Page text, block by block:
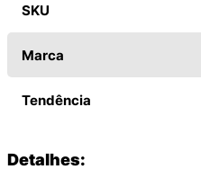
SKU
Marca
Tendência
Detalhes: